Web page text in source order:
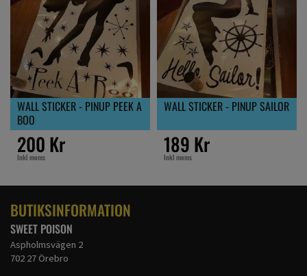
WALL STICKER - PINUP PEEK A
BOO
200 Kr
Inkl moms
WALL STICKER - PINUP SAILOR
189 Kr
Inkl moms
BUTIKSINFORMATION
SWEET POISON
Aspholmsvägen 2
702 27 Örebro